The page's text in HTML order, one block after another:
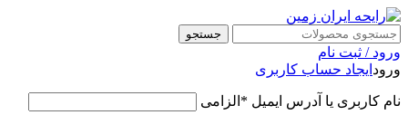
جستجو
ورود / ثبت نام
ورود ایجاد حساب کاربری
نام کاربری یا آدرس ایمیل * الزامی